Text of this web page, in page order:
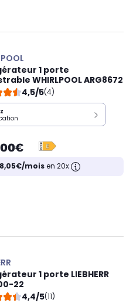
1 porte
WHIRLPOOL ARG8672
4,5/5(4)
moisen 20x
1 porte LIEBHERR
22
4,4/5(11)